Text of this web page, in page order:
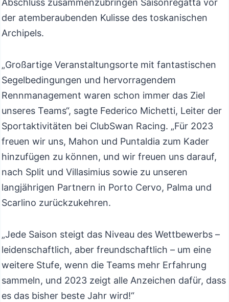
Abschluss zusammenzubringen Saisonregatta vor
der atemberaubenden Kulisse des toskanischen
Archipels.
„Großartige Veranstaltungsorte mit fantastischen
Segelbedingungen und hervorragendem
Rennmanagement waren schon immer das Ziel
unseres Teams“, sagte Federico Michetti, Leiter der
Sportaktivitäten bei ClubSwan Racing. „Für 2023
freuen wir uns, Mahon und Puntaldia zum Kader
hinzufügen zu können, und wir freuen uns darauf,
nach Split und Villasimius sowie zu unseren
langjährigen Partnern in Porto Cervo, Palma und
Scarlino zurückzukehren.
„Jede Saison steigt das Niveau des Wettbewerbs –
leidenschaftlich, aber freundschaftlich – um eine
weitere Stufe, wenn die Teams mehr Erfahrung
sammeln, und 2023 zeigt alle Anzeichen dafür, dass
es das bisher beste Jahr wird!“